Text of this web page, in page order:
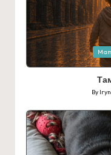
Posted
in
Posted
By